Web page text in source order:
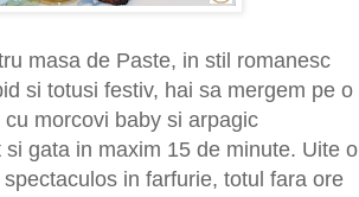
masa de Paste, in stil romanesc
si totusi festiv, hai sa mergem pe o
morcovi baby si arpagic
gata in maxim 15 de minute. Uite o
in farfurie, totul fara ore